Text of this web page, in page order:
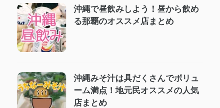
沖縄で昼飲みしよう！昼から飲め
る那覇のオススメ店まとめ
沖縄みそ汁は具だくさんでボリュ
ーム満点！地元民オススメの人気
店まとめ